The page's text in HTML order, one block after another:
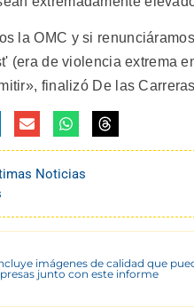
la OMC y si
(era de violencia extrema
finalizó De las
Noticias
imágenes de calidad que
junto con este informe